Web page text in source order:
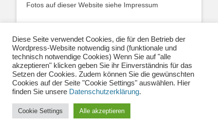
Fotos auf dieser Website siehe Impressum
Catch Base vonCatch Themes
Diese Seite verwendet Cookies, die für den Betrieb der
Wordpress-Website notwendig sind (funktionale und
technisch notwendige Cookies) Wenn Sie auf "alle
akzeptieren" klicken geben Sie ihr Einverständnis für das
Setzen der Cookies. Zudem können Sie die gewünschten
Cookies auf der Seite "Cookie Settings" auswählen. Hier
finden Sie unsere Datenschutzerklärung.
Cookie Settings Alle akzeptieren